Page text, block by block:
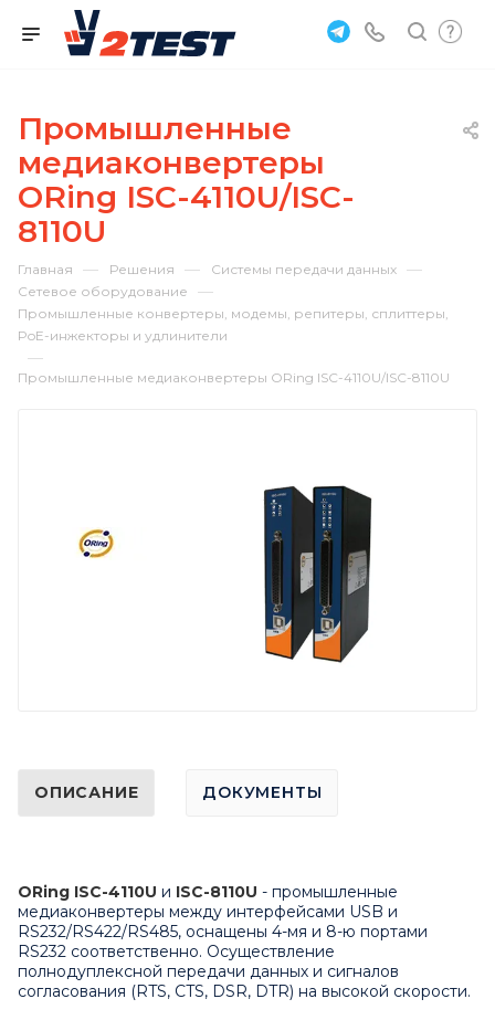
Промышленные
медиаконвертеры
ORing ISC-4110U/ISC-
8110U
Главная — Решения — Системы передачи данных —
Сетевое оборудование —
Промышленные конвертеры, модемы, репитеры, сплиттеры,
PoE-инжекторы и удлинители
—
Промышленные медиаконвертеры ORing ISC-4110U/ISC-8110U
ОПИСАНИЕ ДОКУМЕНТЫ
ORing ISC-4110U и ISC-8110U - промышленные
медиаконвертеры между интерфейсами USB и
RS232/RS422/RS485, оснащены 4-мя и 8-ю портами
RS232 соответственно. Осуществление
полнодуплексной передачи данных и сигналов
согласования (RTS, CTS, DSR, DTR) на высокой скорости.